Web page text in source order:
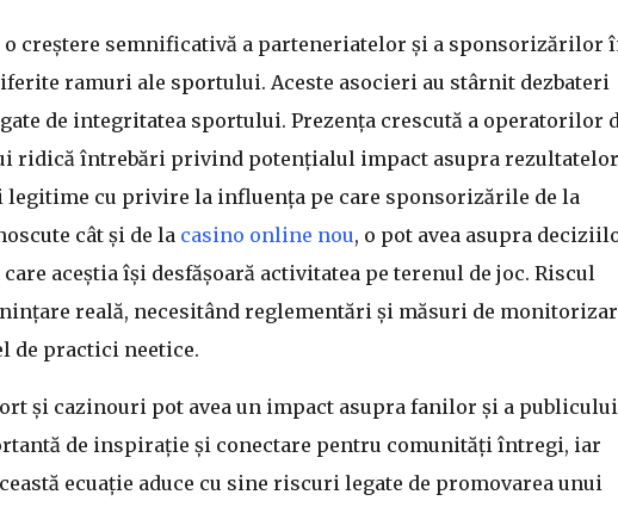
creștere semnificativă a parteneriatelor și a sponsorizărilor
ramuri ale sportului. Aceste asocieri au stârnit dezbateri
de integritatea sportului. Prezența crescută a operatorilor
ridică întrebări privind potențialul impact asupra rezultatelor
cu privire la influența pe care sponsorizările de la
cât și de la casino online nou, o pot avea asupra
aceștia își desfășoară activitatea pe terenul de joc. Riscul
reală, necesitând reglementări și măsuri de
de practici neetice.
și cazinouri pot avea un impact asupra fanilor și a
de inspirație și conectare pentru comunități întregi, iar
ecuație aduce cu sine riscuri legate de promovarea unui